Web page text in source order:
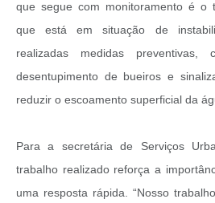
que segue com monitoramento é o
que está em situação de
realizadas medidas preventivas,
desentupimento de bueiros e
reduzir o escoamento superficial da
Para a secretária de Serviços
trabalho realizado reforça a
uma resposta rápida. “Nosso